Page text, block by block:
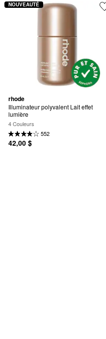
rhode
Illuminateur polyvalent Lait effet
lumière
4 Couleurs
552
42,00 $
NOUVEAUTÉ